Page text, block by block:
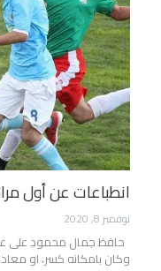
انطباعات عن أول
نوفمبر 8, 2020
حافظ جمال محمود على
وكان بامكانه كسر، او